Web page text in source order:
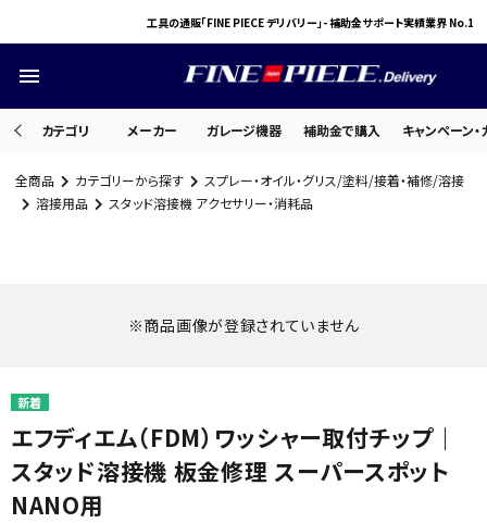
工具の通販「FINE PIECE デリバリー」- 補助金サポート実績業界 No.1
menu
カテゴリ メーカー ガレージ機器 補助金で購入 キャンペーン
search
全商品 カテゴリーから探す
スプレー・オイル・グリス/塗料/接着・補修/溶接
溶接用品
スタッド溶接機 アクセサリー・消耗品
※商品画像が登録されていません
エフディエム（FDM）ワッシャー取付チップ｜
スタッド溶接機 板金修理 スーパースポット
NANO用